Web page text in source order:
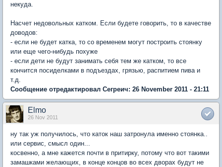
некуда.
Насчет недовольных катком. Если будете говорить, то в качестве
доводов:
- если не будет катка, то со временем могут построить стоянку
или еще чего-нибудь похуже
- если дети не будут занимать себя тем же катком, то все
кончится посиделками в подъездах, грязью, распитием пива и
т.д.
Сообщение отредактировал Сегреич: 26 November 2011 - 21:11
Elmo
26 Nov 2011
ну так уж получилось, что каток наш затронула именно стоянка..
или сервис, смысл один...
косвенно, а мне кажется почти в притирку, потому что вот такими
замашками желающих, в конце концов во всех дворах будут не